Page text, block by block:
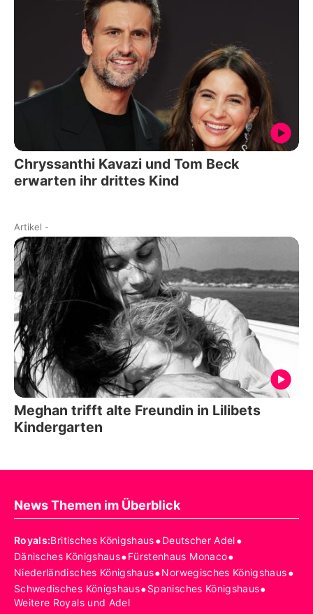
Chryssanthi Kavazi und Tom Beck
erwarten ihr drittes Kind
Artikel -
Meghan trifft alte Freundin in Lilibets
Kindergarten
News Themen im Überblick
Royals:Britisches Königshaus•Deutscher Adel•
Dänisches Königshaus•Fürstenhaus Monaco•
Niederländisches Königshaus•Norwegisches Königshaus•
Schwedisches Königshaus•Spanisches Königshaus•
Weitere Royals und Adel